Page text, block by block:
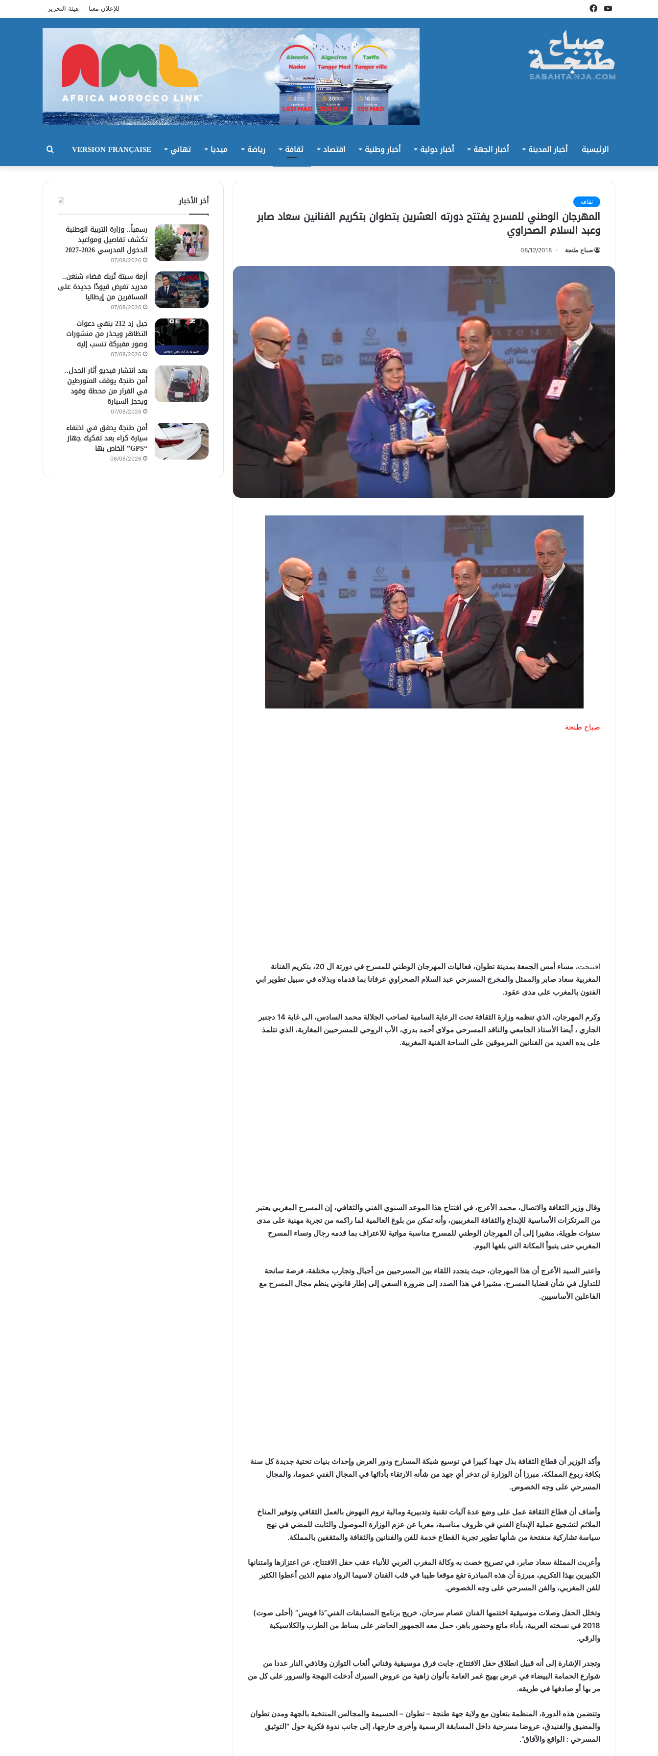
فيسبوكيوتيوب للإعلان معنا هيئة التحرير
الرئيسية أخبار المدينة أخبار الجهة أخبار دولية أخبار وطنية اقتصاد ثقافة رياضة ميديا تهاني VERSION FRANÇAISE بحث
ثقافة
المهرجان الوطني للمسرح يفتتح دورته العشرين بتطوان بتكريم الفنانين سعاد صابر
وعبد السلام الصحراوي
صباح طنجة 08/12/2018
صباح طنجة
افتتحت،
مساء أمس الجمعة بمدينة تطوان، فعاليات المهرجان الوطني للمسرح في دورتة ال 20، بتكريم الفنانة
المغربية سعاد صابر والممثل والمخرج المسرحي عبد السلام الصحراوي عرفانا بما قدماه وبذلاه في سبيل تطوير ابي
الفنون بالمغرب على مدى عقود.
وكرم المهرجان، الذي تنظمه وزارة الثقافة تحت الرعاية السامية لصاحب الجلالة محمد السادس، الى غاية 14 دجنبر
الجاري ، أيضا الأستاذ الجامعي والناقد المسرحي مولاي أحمد بدري، الأب الروحي للمسرحيين المغاربة، الذي تتلمذ
على يده العديد من الفنانين المرموقين على الساحة الفنية المغربية.
وقال وزير الثقافة والاتصال، محمد الأعرج، في افتتاح هذا الموعد السنوي الفني والثقافي، إن المسرح المغربي يعتبر
من المرتكزات الأساسية للإبداع والثقافة المغربيين، وأنه تمكن من بلوغ العالمية لما راكمه من تجربة مهنية على مدى
سنوات طويلة، مشيرا إلى أن المهرجان الوطني للمسرح مناسبة مواتية للاعتراف بما قدمه رجال ونساء المسرح
المغربي حتى يتبوأ المكانة التي بلغها اليوم.
واعتبر السيد الأعرج أن هذا المهرجان، حيث يتجدد اللقاء بين المسرحيين من أجيال وتجارب مختلفة، فرصة سانحة
للتداول في شأن قضايا المسرح، مشيرا في هذا الصدد إلى ضرورة السعي إلى إطار قانوني ينظم مجال المسرح مع
الفاعلين الأساسيين.
وأكد الوزير أن قطاع الثقافة بذل جهدا كبيرا في توسيع شبكة المسارح ودور العرض وإحداث بنيات تحتية جديدة كل سنة
بكافة ربوع المملكة، مبرزا أن الوزارة لن تدخر أي جهد من شأنه الارتقاء بأدائها في المجال الفني عموما، والمجال
المسرحي على وجه الخصوص.
وأضاف أن قطاع الثقافة عمل على وضع عدة آليات تقنية وتدبيرية ومالية تروم النهوض بالعمل الثقافي وتوفير المناخ
الملائم لتشجيع عملية الإبداع الفني في ظروف مناسبة، معربا عن عزم الوزارة الموصول والثابت للمضي في نهج
سياسة تشاركية منفتحة من شأنها تطوير تجربة القطاع خدمة للفن والفنانين والثقافة والمثقفين بالمملكة.
وأعربت الممثلة سعاد صابر، في تصريح خصت به وكالة المغرب العربي للأنباء عقب حفل الافتتاح، عن اعتزازها وامتنانها
الكبيرين بهذا التكريم، مبرزة أن هذه المبادرة تقع موقعا طيبا في قلب الفنان لاسيما الرواد منهم الذين أعطوا الكثير
للفن المغربي، والفن المسرحي على وجه الخصوص.
وتخلل الحفل وصلات موسيقية اختتمها الفنان عصام سرحان، خريج برنامج المسابقات الفني”ذا فويس” (أحلى صوت)
2018 في نسخته العربية، بأداء ماتع وحضور باهر، حمل معه الجمهور الحاضر على بساط من الطرب والكلاسيكية
والرقي.
وتجدر الإشارة إلى أنه قبيل انطلاق حفل الافتتاح، جابت فرق موسيقية وفناني ألعاب التوازن وقاذفي النار عددا من
شوارع الحمامة البيضاء في عرض بهيج غمر العامة بألوان زاهية من عروض السيرك أدخلت البهجة والسرور على كل من
مر بها أو صادفها في طريقه.
وتتضمن هذه الدورة، المنظمة بتعاون مع ولاية جهة طنجة – تطوان – الحسيمة والمجالس المنتخبة بالجهة ومدن تطوان
والمضيق والفنيدق، عروضا مسرحية داخل المسابقة الرسمية وأخرى خارجها، إلى جانب ندوة فكرية حول “التوثيق
المسرحي : الواقع والآفاق”.
أخر الأخبار
رسمياً.. وزارة التربية الوطنية
تكشف تفاصيل ومواعيد
الدخول المدرسي 2026-2027
07/08/2026
أزمة سبتة تُربك فضاء شنغن..
مدريد تفرض قيودًا جديدة على
المسافرين من إيطاليا
07/08/2026
جيل زد 212 ينفي دعوات
التظاهر ويحذر من منشورات
وصور مفبركة تنسب إليه
07/08/2026
بعد انتشار فيديو أثار الجدل..
أمن طنجة يوقف المتورطين
في الفرار من محطة وقود
ويحجز السيارة
07/08/2026
أمن طنجة يحقق في اختفاء
سيارة كراء بعد تفكيك جهاز
“GPS” الخاص بها
06/08/2026